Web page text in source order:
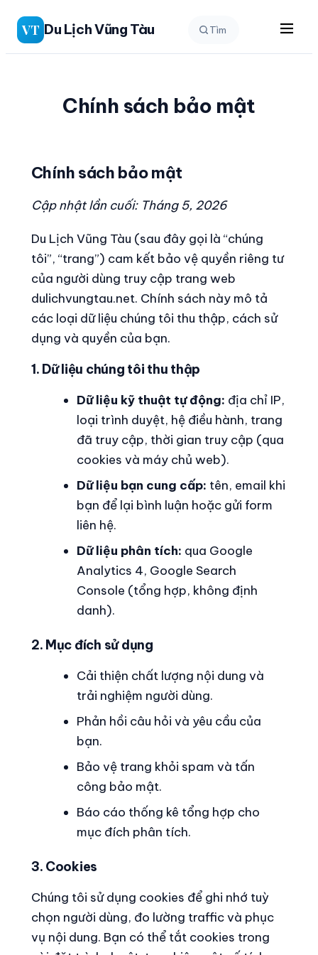
Chuyển
đến
phần
VT Du Lịch Vũng Tàu Tìm
Chính sách bảo mật
Chính sách bảo mật
Cập nhật lần cuối: Tháng 5, 2026
Du Lịch Vũng Tàu (sau đây gọi là “chúng
tôi”, “trang”) cam kết bảo vệ quyền riêng tư
của người dùng truy cập trang web
dulichvungtau.net. Chính sách này mô tả
các loại dữ liệu chúng tôi thu thập, cách sử
dụng và quyền của bạn.
1. Dữ liệu chúng tôi thu thập
Dữ liệu kỹ thuật tự động: địa chỉ IP,
loại trình duyệt, hệ điều hành, trang
đã truy cập, thời gian truy cập (qua
cookies và máy chủ web).
Dữ liệu bạn cung cấp: tên, email khi
bạn để lại bình luận hoặc gửi form
liên hệ.
Dữ liệu phân tích: qua Google
Analytics 4, Google Search
Console (tổng hợp, không định
danh).
2. Mục đích sử dụng
Cải thiện chất lượng nội dung và
trải nghiệm người dùng.
Phản hồi câu hỏi và yêu cầu của
bạn.
Bảo vệ trang khỏi spam và tấn
công bảo mật.
Báo cáo thống kê tổng hợp cho
mục đích phân tích.
3. Cookies
Chúng tôi sử dụng cookies để ghi nhớ tuỳ
chọn người dùng, đo lường traffic và phục
vụ nội dung. Bạn có thể tắt cookies trong